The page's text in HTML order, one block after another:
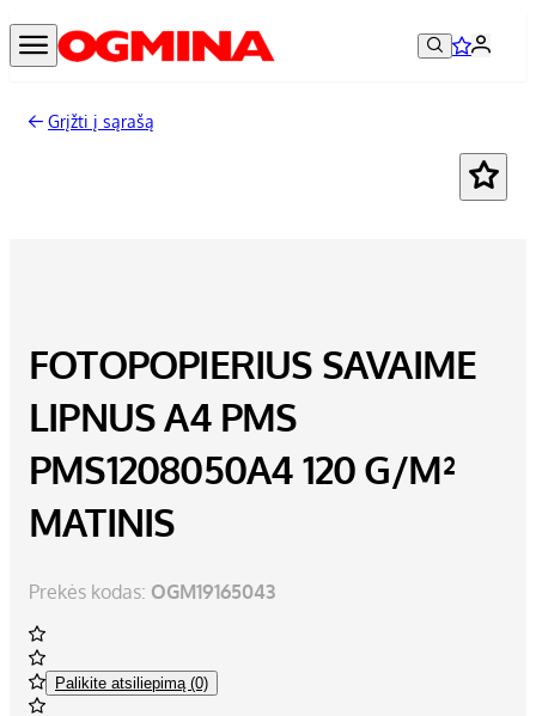
Grįžti į sąrašą
FOTOPOPIERIUS SAVAIME
LIPNUS A4 PMS
PMS1208050A4 120 G/M²
MATINIS
Prekės kodas: OGM19165043
Palikite atsiliepimą (0)